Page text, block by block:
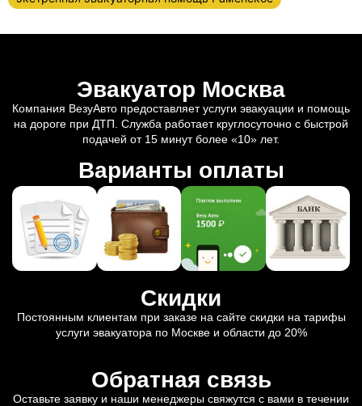
Эвакуатор Москва
Компания ВезуАвто предоставляет услуги эвакуации и помощь
на дороге при ДТП. Служба работает круглосуточно с быстрой
подачей от 15 минут более «10» лет.
Варианты оплаты
Скидки
Постоянным клиентам при заказе на сайте скидки на тарифы
услуги эвакуатора по Москве и области до 20%
Обратная связь
Оставьте заявку и наши менеджеры свяжутся с вами в течении